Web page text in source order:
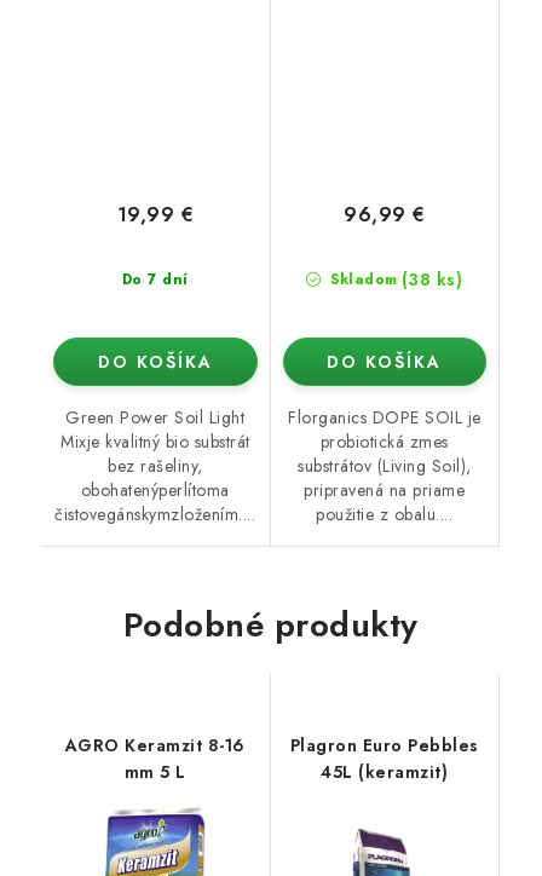
Do 7 dní
19,99 €
DO KOŠÍKA
Green Power Soil Light
Mixje kvalitný bio substrát
bez rašeliny,
obohatenýperlítoma
čistovegánskymzložením....
Skladom (38 ks)
96,99 €
DO KOŠÍKA
Florganics DOPE SOIL je
probiotická zmes
substrátov (Living Soil),
pripravená na priame
použitie z obalu....
Podobné produkty
AGRO Keramzit 8-16
mm 5 L
Plagron Euro Pebbles
45L (keramzit)